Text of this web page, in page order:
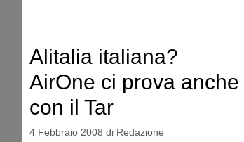
Alitalia italiana?
AirOne ci prova anche
con il Tar
4 Febbraio 2008 di Redazione